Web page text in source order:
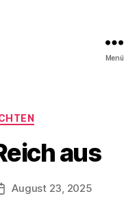
Menü
aus
August 23, 2025